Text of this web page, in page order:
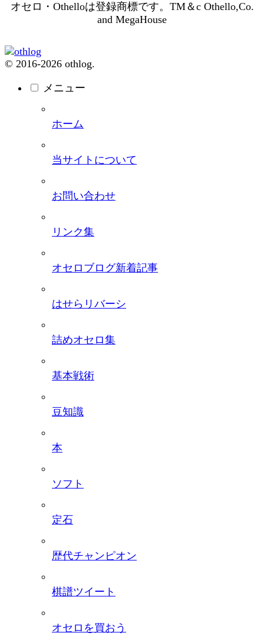
オセロ・Othelloは登録商標です。TM＆c Othello,Co.
and MegaHouse
© 2016-2026 othlog.
メニュー
ホーム
当サイトについて
お問い合わせ
リンク集
オセロブログ新着記事
はせらリバーシ
詰めオセロ集
基本戦術
豆知識
本
ソフト
定石
歴代チャンピオン
棋譜ツイート
オセロを買おう